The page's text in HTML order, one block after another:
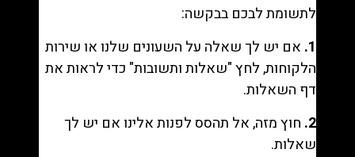
לתשומת לבכם בבקשה:
1. אם יש לך שאלה על השעונים שלנו או שירות
הלקוחות, לחץ "שאלות ותשובות" כדי לראות את
דף השאלות.
2. חוץ מזה, אל תהסס לפנות אלינו אם יש לך
שאלות.